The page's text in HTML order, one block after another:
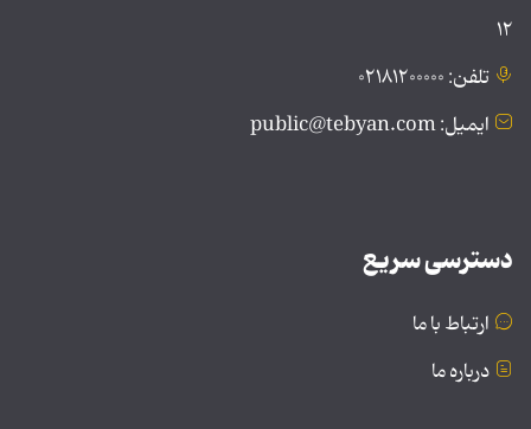
۱۲
تلفن: ۰۲۱۸۱۲۰۰۰۰۰
ایمیل: public@tebyan.com
دسترسی سریع
ارتباط با ما
درباره ما